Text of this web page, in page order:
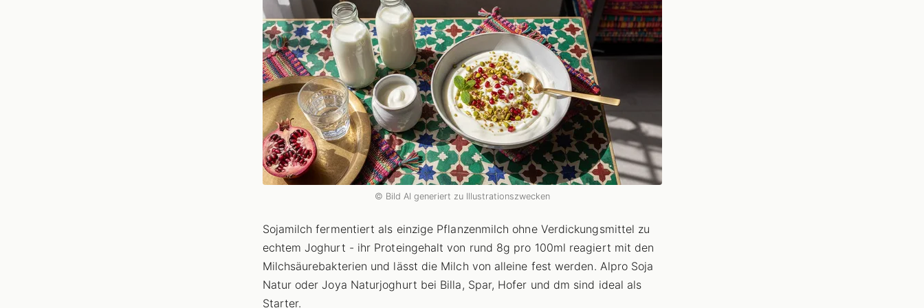
© Bild AI generiert zu Illustrationszwecken
Sojamilch fermentiert als einzige Pflanzenmilch ohne Verdickungsmittel zu
echtem Joghurt - ihr Proteingehalt von rund 8g pro 100ml reagiert mit den
Milchsäurebakterien und lässt die Milch von alleine fest werden. Alpro Soja
Natur oder Joya Naturjoghurt bei Billa, Spar, Hofer und dm sind ideal als
Starter.